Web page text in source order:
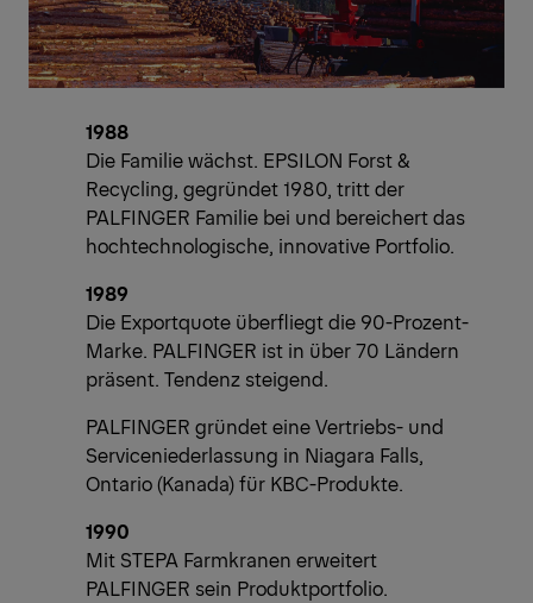
1988
Die Familie wächst. EPSILON Forst &
Recycling, gegründet 1980, tritt der
PALFINGER Familie bei und bereichert das
hochtechnologische, innovative Portfolio.
1989
Die Exportquote überfliegt die 90-Prozent-
Marke. PALFINGER ist in über 70 Ländern
präsent. Tendenz steigend.
PALFINGER gründet eine Vertriebs- und
Serviceniederlassung in Niagara Falls,
Ontario (Kanada) für KBC-Produkte.
1990
Mit STEPA Farmkranen erweitert
PALFINGER sein Produktportfolio.